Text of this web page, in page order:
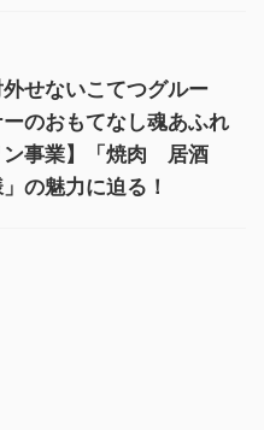
せないこてつグルー
のおもてなし魂あふれ
ン事業】「焼肉 居酒
の魅力に迫る！